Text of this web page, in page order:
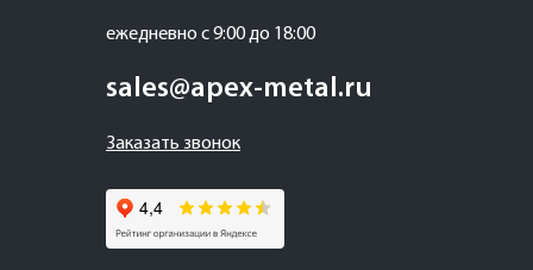
ежедневно с 9:00 до 18:00
sales@apex-metal.ru
Заказать звонок